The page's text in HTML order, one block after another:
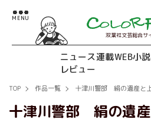
双葉社文芸総合サ
ニュース連載WEB小
レビュー
TOP 作品一覧 十津川警部 絹の遺産と
十津川警部 絹の遺